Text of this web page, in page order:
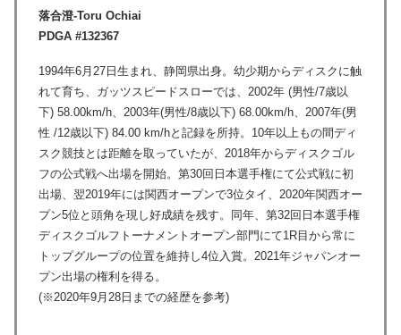
落合澄-Toru Ochiai
PDGA #132367
1994年6月27日生まれ、静岡県出身。幼少期からディスクに触
れて育ち、ガッツスピードスローでは、2002年 (男性/7歳以
下) 58.00km/h、2003年(男性/8歳以下) 68.00km/h、2007年(男
性 /12歳以下) 84.00 km/hと記録を所持。10年以上もの間ディ
スク競技とは距離を取っていたが、2018年からディスクゴル
フの公式戦へ出場を開始。第30回日本選手権にて公式戦に初
出場、翌2019年には関西オープンで3位タイ、2020年関西オー
プン5位と頭角を現し好成績を残す。同年、第32回日本選手権
ディスクゴルフトーナメントオープン部門にて1R目から常に
トップグループの位置を維持し4位入賞。2021年ジャパンオー
プン出場の権利を得る。
(※2020年9月28日までの経歴を参考)